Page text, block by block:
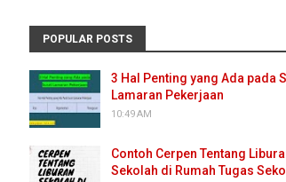
POPULAR POSTS
3 Hal Penting yang Ada pada
Lamaran Pekerjaan
10:49 AM
Contoh Cerpen Tentang
Sekolah di Rumah Tugas